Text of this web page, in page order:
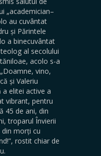
„academician–
au cuvântat
și Părintele
a binecuvântat
al secolului
acolo s-a
vino,
și Valeriu
elitei active a
vibrant, pentru
45 de ani, din
troparul Învierii
din morți cu
rostit chiar de